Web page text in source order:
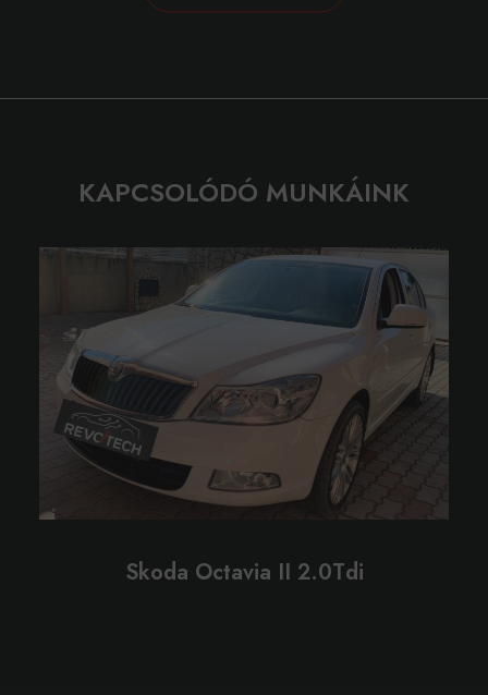
KAPCSOLÓDÓ MUNKÁINK
Skoda Octavia II 2.0Tdi